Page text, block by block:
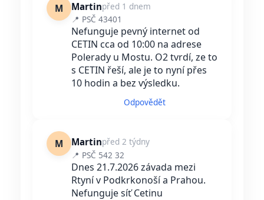
M Martinpřed 1 dnem
📍 PSČ 43401
Nefunguje pevný internet od
CETIN cca od 10:00 na adrese
Polerady u Mostu. O2 tvrdí, ze to
s CETIN řeší, ale je to nyní přes
10 hodin a bez výsledku.
Odpovědět
M Martinpřed 2 týdny
📍 PSČ 542 32
Dnes 21.7.2026 závada mezi
Rtyní v Podkrkonoší a Prahou.
Nefunguje síť Cetinu